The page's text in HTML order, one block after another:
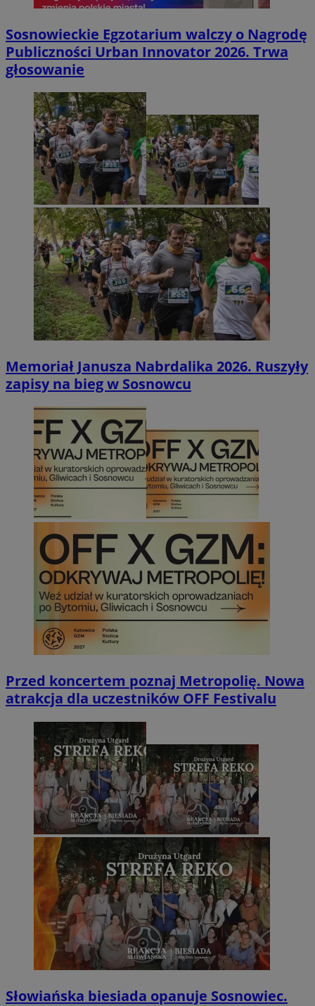
Sosnowieckie Egzotarium walczy o Nagrodę
Publiczności Urban Innovator 2026. Trwa
głosowanie
Memoriał Janusza Nabrdalika 2026. Ruszyły
zapisy na bieg w Sosnowcu
Przed koncertem poznaj Metropolię. Nowa
atrakcja dla uczestników OFF Festivalu
Słowiańska biesiada opanuje Sosnowiec.